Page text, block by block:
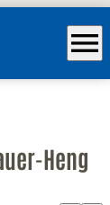
menu
Heng